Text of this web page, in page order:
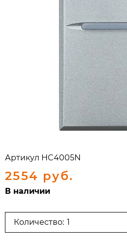
Артикул HC4005N
2554 руб.
В наличии
Количество: